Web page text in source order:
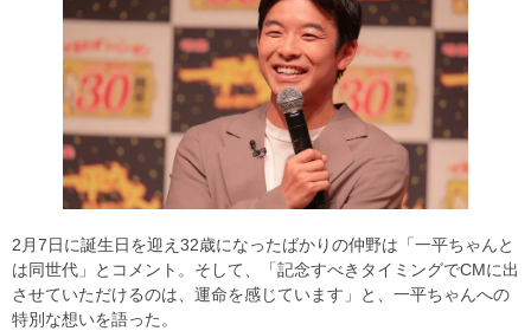
2月7日に誕生日を迎え32歳になったばかりの仲野は「一平ちゃんと
は同世代」とコメント。そして、「記念すべきタイミングでCMに出
させていただけるのは、運命を感じています」と、一平ちゃんへの
特別な想いを語った。